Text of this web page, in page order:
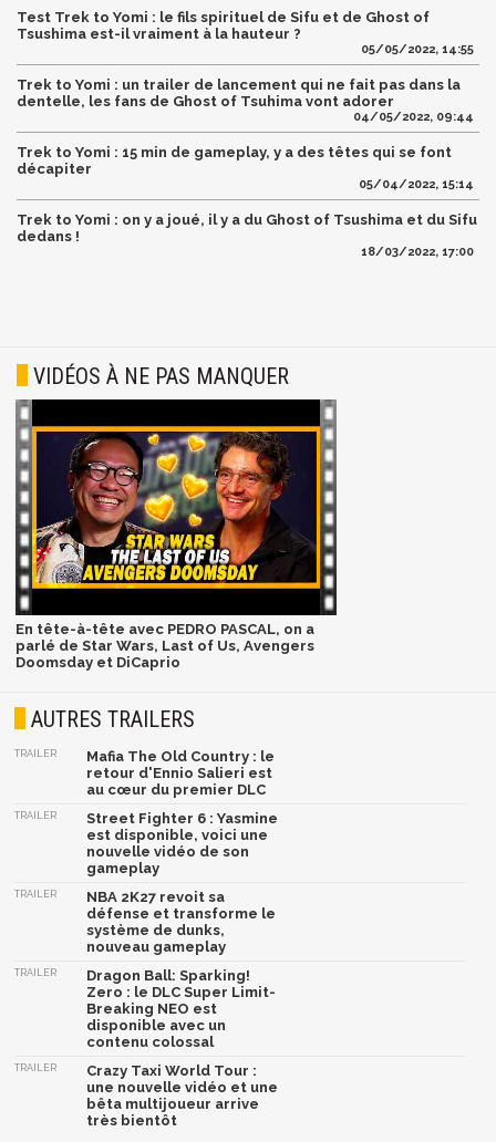
Test Trek to Yomi : le fils spirituel de Sifu et de Ghost of
Tsushima est-il vraiment à la hauteur ?
05/05/2022, 14:55
Trek to Yomi : un trailer de lancement qui ne fait pas dans la
dentelle, les fans de Ghost of Tsuhima vont adorer
04/05/2022, 09:44
Trek to Yomi : 15 min de gameplay, y a des têtes qui se font
décapiter
05/04/2022, 15:14
Trek to Yomi : on y a joué, il y a du Ghost of Tsushima et du Sifu
dedans !
18/03/2022, 17:00
VIDÉOS À NE PAS MANQUER
En tête-à-tête avec PEDRO PASCAL, on a
parlé de Star Wars, Last of Us, Avengers
Doomsday et DiCaprio
AUTRES TRAILERS
TRAILER
Mafia The Old Country : le
retour d'Ennio Salieri est
au cœur du premier DLC
TRAILER
Street Fighter 6 : Yasmine
est disponible, voici une
nouvelle vidéo de son
gameplay
TRAILER
NBA 2K27 revoit sa
défense et transforme le
système de dunks,
nouveau gameplay
TRAILER
Dragon Ball: Sparking!
Zero : le DLC Super Limit-
Breaking NEO est
disponible avec un
contenu colossal
TRAILER
Crazy Taxi World Tour :
une nouvelle vidéo et une
bêta multijoueur arrive
très bientôt